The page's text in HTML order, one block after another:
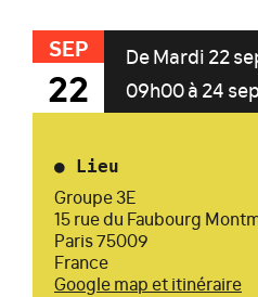
SEP
22
De Mardi 22
09h00 à 24
●Lieu
Groupe 3E
15 rue du Faubourg
Paris 75009
France
Google map et itinéraire